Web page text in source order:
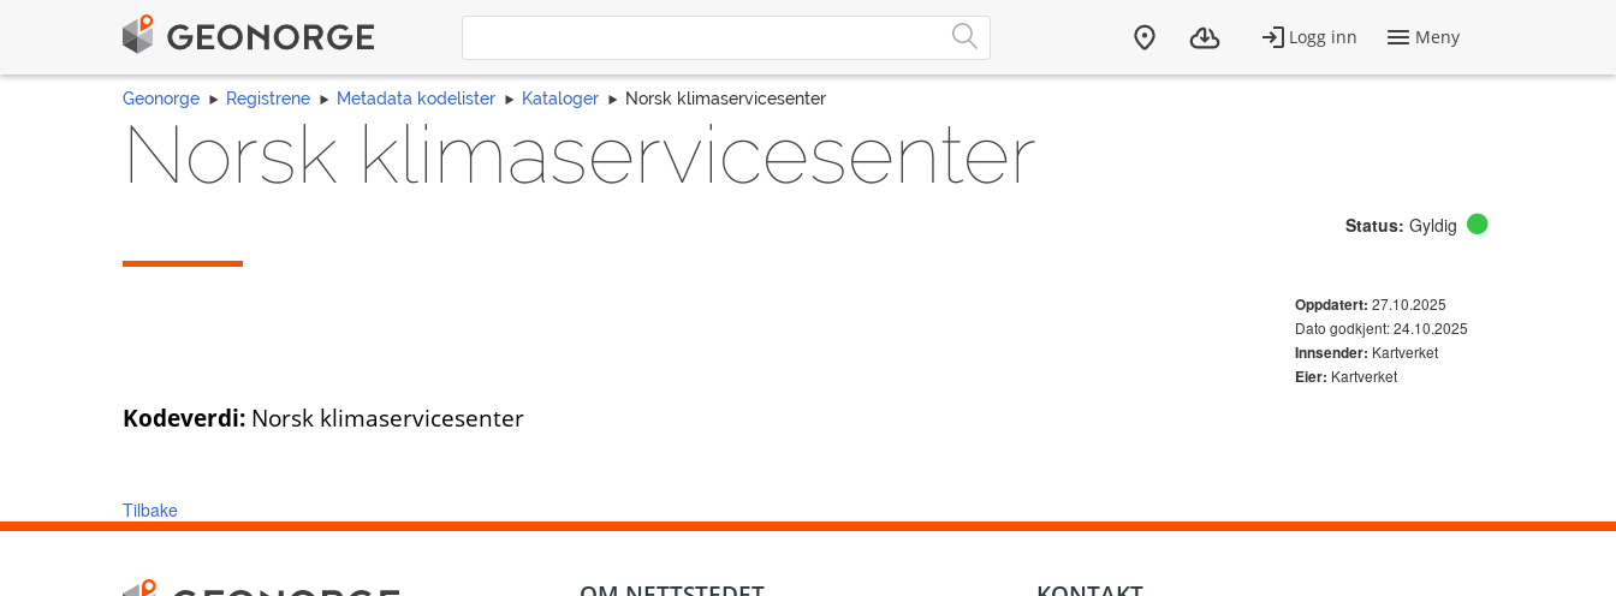
Geonorge Registrene Metadata kodelister Kataloger Norsk klimaservicesenter
Norsk klimaservicesenter
Status: Gyldig
Oppdatert: 27.10.2025
Dato godkjent: 24.10.2025
Innsender: Kartverket
Eier: Kartverket
Kodeverdi: Norsk klimaservicesenter
Tilbake